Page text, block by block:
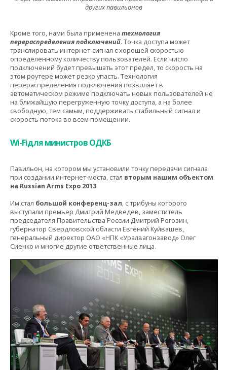
других павильонов
Кроме того, нами была применена технология
перераспределения подключений. Точка доступа может
транслировать интернет-сигнал с хорошей скоростью
определенному количеству пользователей. Если число
подключений будет превышать этот предел, то скорость на
этом роутере может резко упасть. Технология
перераспределения подключения позволяет в
автоматическом режиме подключать новых пользователей не
на ближайшую перегруженную точку доступа, а на более
свободную, тем самым, поддерживать стабильный сигнал и
скорость потока во всем помещении.
Wi-Fiдля министров ОДКБ
Павильон, на котором мы установили точку передачи сигнала
при создании интернет-моста, стал вторым нашим объектом
на Russian Arms Expo 2013.
Им стал большой конференц-зал, с трибуны которого
выступали премьер Дмитрий Медведев, заместитель
председателя Правительства России Дмитрий Рогозин,
губернатор Свердловской области Евгений Куйвашев,
генеральный директор ОАО «НПК «Уралвагонзавод» Олег
Сиенко и многие другие ответственные лица.